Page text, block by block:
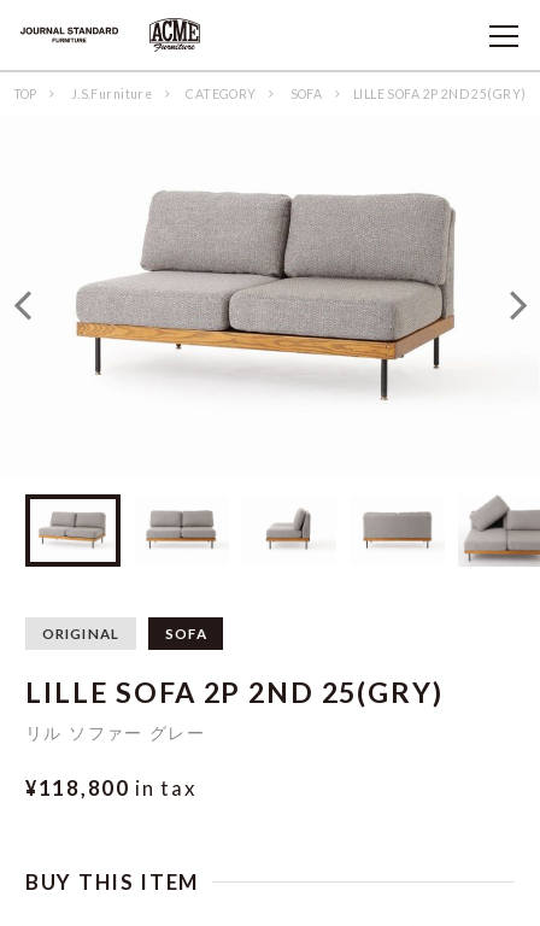
TOP J.S.Furniture CATEGORY SOFA LILLE SOFA 2P 2ND 25(GRY)
ORIGINAL SOFA
LILLE SOFA 2P 2ND 25(GRY)
リル ソファー グレー
¥118,800 in tax
BUY THIS ITEM